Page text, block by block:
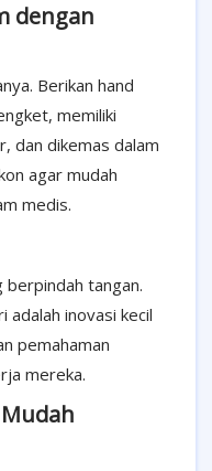
dengan
Berikan hand
memiliki
dan dikemas dalam
agar mudah
medis.
berpindah tangan.
adalah inovasi kecil
pemahaman
mereka.